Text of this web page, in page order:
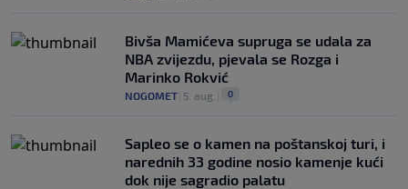
Bivša Mamićeva supruga se udala za
NBA zvijezdu, pjevala se Rozga i
Marinko Rokvić
NOGOMET 5. aug. 0
Saplео se o kamen na poštanskoj turi, i
narednih 33 godine nosio kamenje kući
dok nije sagradio palatu